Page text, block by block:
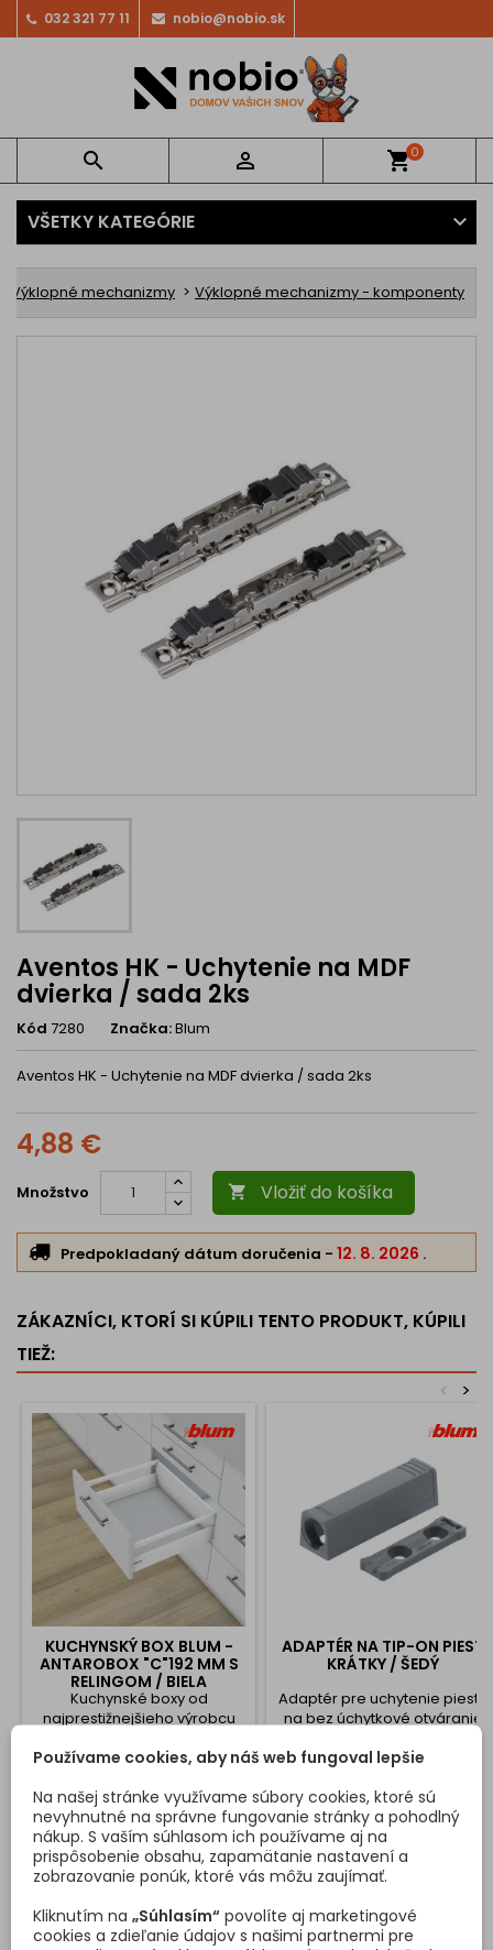
032 321 77 11 nobio@nobio.sk
  shopping_cart0
VŠETKY KATEGÓRIE
Výklopné mechanizmy Výklopné mechanizmy - komponenty
Aventos HK - Uchytenie na MDF
dvierka / sada 2ks
Kód 7280 Značka:Blum
Aventos HK - Uchytenie na MDF dvierka / sada 2ks
4,88 €
Množstvo  Vložiť do košíka
Predpokladaný dátum doručenia - 12. 8. 2026 .
ZÁKAZNÍCI, KTORÍ SI KÚPILI TENTO PRODUKT, KÚPILI
TIEŽ:
>
<
KUCHYNSKÝ BOX BLUM -
ANTAROBOX "C"192 MM S
RELINGOM / BIELA
Kuchynské boxy od
najprestižnejšieho výrobcu
jednu zásuvku.Sada
Bočnice držiaky chrbátu úchyt
na dvierka krytky relingy
Doživotná záruka na
mechanizmy.
Cena
65,61 €
 Vložiť do košíka
ADAPTÉR NA TIP-ON PIEST
KRÁTKY / ŠEDÝ
Adaptér pre uchytenie piestu
na bez úchytkové otváranie
nutnosť vŕtať do korpusu
Cena
1,40 €
 Vložiť do košíka
DETAILY PRODUKTU OTÁZKY (FAQ)
Používame cookies, aby náš web fungoval lepšie
Na našej stránke využívame súbory cookies, ktoré sú
nevyhnutné na správne fungovanie stránky a pohodlný
nákup. S vaším súhlasom ich používame aj na
prispôsobenie obsahu, zapamätanie nastavení a
zobrazovanie ponúk, ktoré vás môžu zaujímať.
Kliknutím na „Súhlasím“ povolíte aj marketingové
cookies a zdieľanie údajov s našimi partnermi pre